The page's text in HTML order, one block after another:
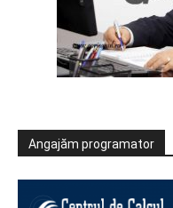
Angajăm programator